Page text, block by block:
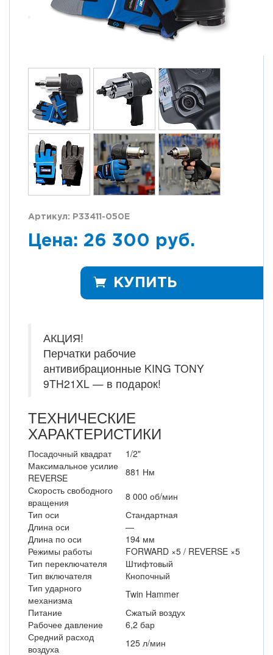
Артикул: P33411-050E
Цена: 26 300 руб.
КУПИТЬ
АКЦИЯ!
Перчатки рабочие
антивибрационные KING TONY
9TH21XL — в подарок!
ТЕХНИЧЕСКИЕ
ХАРАКТЕРИСТИКИ
Посадочный квадрат
1/2"
Максимальное усилие
REVERSE
881 Нм
Скорость свободного
вращения
8 000 об/мин
Тип оси
Стандартная
Длина оси
—
Длина по оси
194 мм
Режимы работы
FORWARD ×5 / REVERSE ×5
Тип переключателя
Штифтовый
Тип включателя
Кнопочный
Тип ударного
механизма
Twin Hammer
Питание
Сжатый воздух
Рабочее давление
6,2 бар
Средний расход
воздуха
125 л/мин